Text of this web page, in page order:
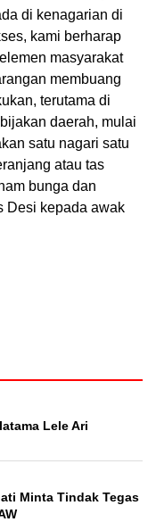
di kenagarian di
kami berharap
masyarakat
membuang
terutama di
daerah, mulai
satu nagari satu
atau tas
bunga dan
Desi kepada awak
Lele Ari
Minta Tindak Tegas